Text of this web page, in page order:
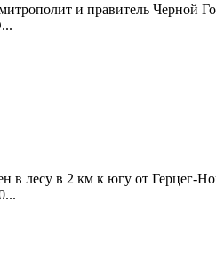
и правитель Черной
в лесу в 2 км к югу от Герцег-